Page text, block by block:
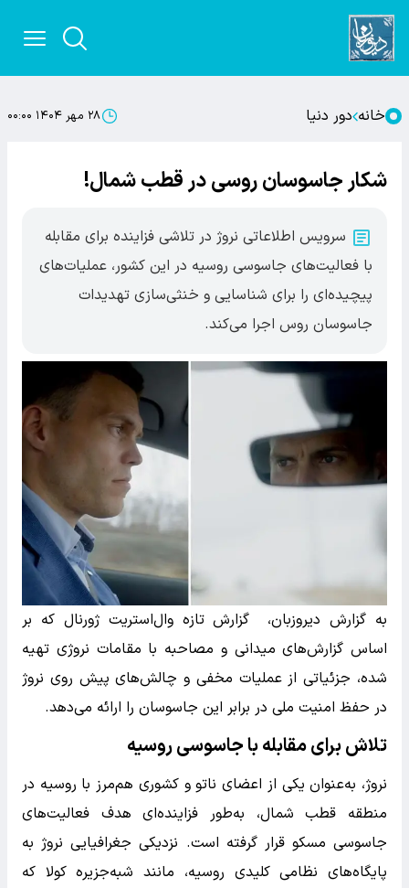
خانه دور دنیا ۲۸ مهر ۱۴۰۴ ۰۰:۰۰
شکار جاسوسان روسی در قطب شمال!
سرویس اطلاعاتی نروژ در تلاشی فزاینده برای مقابله
با فعالیت‌های جاسوسی روسیه در این کشور، عملیات‌های
پیچیده‌ای را برای شناسایی و خنثی‌سازی تهدیدات
جاسوسان روس اجرا می‌کند.
به گزارش دیروزبان، گزارش تازه وال‌استریت ژورنال که بر
اساس گزارش‌های میدانی و مصاحبه با مقامات نروژی تهیه
شده، جزئیاتی از عملیات مخفی و چالش‌های پیش روی نروژ
در حفظ امنیت ملی در برابر این جاسوسان را ارائه می‌دهد.
تلاش برای مقابله با جاسوسی روسیه
نروژ، به‌عنوان یکی از اعضای ناتو و کشوری هم‌مرز با روسیه در
منطقه قطب شمال، به‌طور فزاینده‌ای هدف فعالیت‌های
جاسوسی مسکو قرار گرفته است. نزدیکی جغرافیایی نروژ به
پایگاه‌های نظامی کلیدی روسیه، مانند شبه‌جزیره کولا که